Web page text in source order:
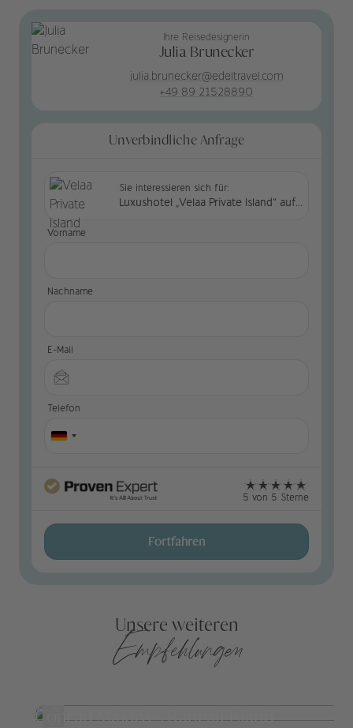
Ihre Reisedesignerin
Julia Brunecker
julia.brunecker@edeltravel.com
+49 89 21528890
Unverbindliche Anfrage
Sie interessieren sich für:
Vorname
Nachname
E-Mail
Telefon
5 von 5 Sterne
Fortfahren
Unsere weiteren
Empfehlungen
Conrad Maldives Rangali Island